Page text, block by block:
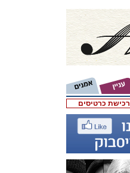
רכישת כרטיסים